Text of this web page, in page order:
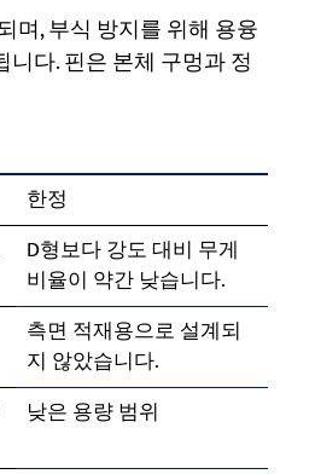
며, 부식 방지를 위해 용융
다. 핀은 본체 구멍과 정
한정
D형보다 강도 대비 무게
비율이 약간 낮습니다.
측면 적재용으로 설계되
지 않았습니다.
낮은 용량 범위